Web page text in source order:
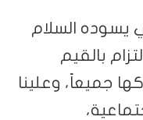
يسوده السلام
بالقيم
جميعاً، وعلينا